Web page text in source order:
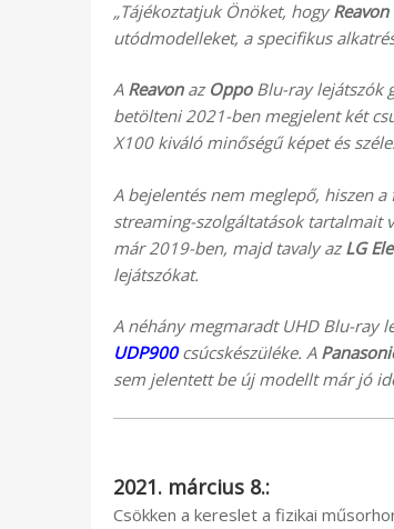
„Tájékoztatjuk Önöket, hogyReavon
utódmodelleket, a specifikus
A Reavonaz OppoBlu-ray lejátszók
betölteni 2021-ben megjelent két
X100 kiváló minőségű képet és
A bejelentés nem meglepő, hiszen
streaming-szolgáltatások tartalmait
már 2019-ben, majd tavaly azLG
lejátszókat.
A néhány megmaradt UHD Blu-ray
UDP900csúcskészüléke. A
sem jelentett be új modellt már jó
2021. március 8.:
Csökken a kereslet a fizikai